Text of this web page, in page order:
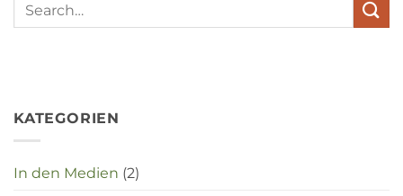
in
KATEGORIEN
In den Medien (2)